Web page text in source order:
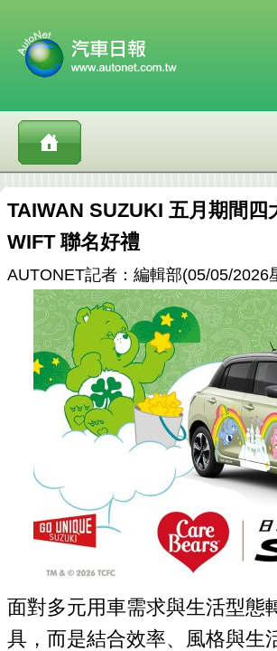
TAIWAN SUZUKI 五月期間
WIFT 聯名好禮
AUTONET記者：編輯部(05/05/2026
面對多元用車需求與生活型態
具，而是結合效率、風格與生